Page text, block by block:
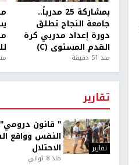
بمشاركة 25 مدرباً..
جامعة النجاح تطلق
دورة إعداد مدربي كرة
القدم المستوى (C)
منذ 51 دقيقة منذ
تقارير
تقارير
" قانون
النفس وواقع
الاحتلال
منذ 8 ثواني